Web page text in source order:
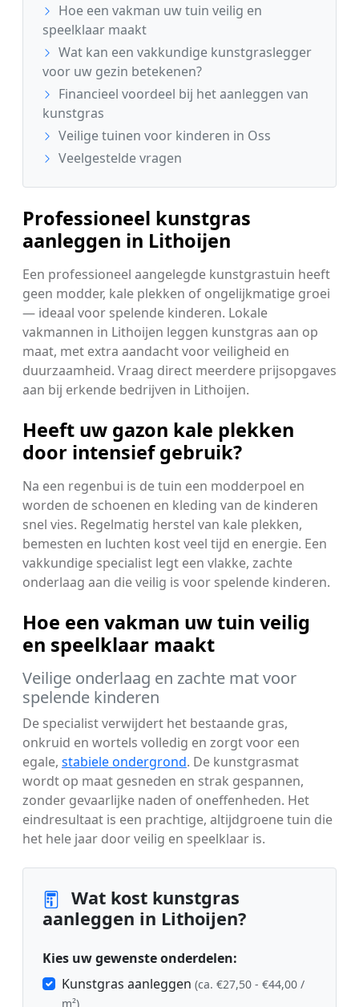
Hoe een vakman uw tuin veilig en
speelklaar maakt
Wat kan een vakkundige kunstgraslegger
voor uw gezin betekenen?
Financieel voordeel bij het aanleggen van
kunstgras
Veilige tuinen voor kinderen in Oss
Veelgestelde vragen
Professioneel kunstgras
aanleggen in Lithoijen
Een professioneel aangelegde kunstgrastuin heeft
geen modder, kale plekken of ongelijkmatige groei
— ideaal voor spelende kinderen. Lokale
vakmannen in Lithoijen leggen kunstgras aan op
maat, met extra aandacht voor veiligheid en
duurzaamheid. Vraag direct meerdere prijsopgaves
aan bij erkende bedrijven in Lithoijen.
Heeft uw gazon kale plekken
door intensief gebruik?
Na een regenbui is de tuin een modderpoel en
worden de schoenen en kleding van de kinderen
snel vies. Regelmatig herstel van kale plekken,
bemesten en luchten kost veel tijd en energie. Een
vakkundige specialist legt een vlakke, zachte
onderlaag aan die veilig is voor spelende kinderen.
Hoe een vakman uw tuin veilig
en speelklaar maakt
Veilige onderlaag en zachte mat voor
spelende kinderen
De specialist verwijdert het bestaande gras,
onkruid en wortels volledig en zorgt voor een
egale, stabiele ondergrond. De kunstgrasmat
wordt op maat gesneden en strak gespannen,
zonder gevaarlijke naden of oneffenheden. Het
eindresultaat is een prachtige, altijdgroene tuin die
het hele jaar door veilig en speelklaar is.
Wat kost kunstgras
aanleggen in Lithoijen?
Kies uw gewenste onderdelen:
Kunstgras aanleggen (ca. €27,50 - €44,00 /
m²)